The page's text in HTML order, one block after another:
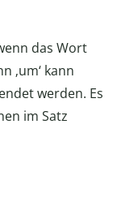
das Wort
‚um‘ kann
werden. Es
im Satz